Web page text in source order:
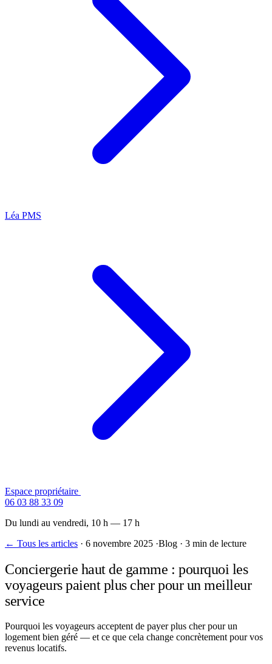
Léa PMS
Espace propriétaire
06 03 88 33 09
Du lundi au vendredi, 10 h — 17 h
← Tous les articles · 6 novembre 2025 ·Blog · 3 min de lecture
Conciergerie haut de gamme : pourquoi les
voyageurs paient plus cher pour un meilleur
service
Pourquoi les voyageurs acceptent de payer plus cher pour un
logement bien géré — et ce que cela change concrètement pour vos
revenus locatifs.